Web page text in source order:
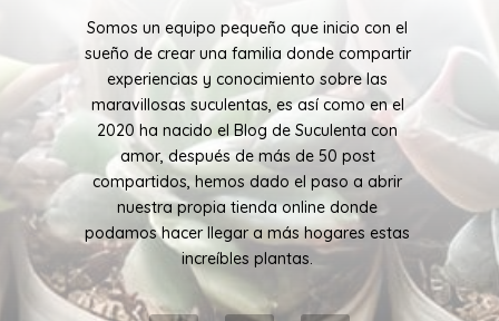
Somos un equipo pequeño que inicio con el
sueño de crear una familia donde compartir
experiencias y conocimiento sobre las
maravillosas suculentas, es así como en el
2020 ha nacido el Blog de Suculenta con
amor, después de más de 50 post
compartidos, hemos dado el paso a abrir
nuestra propia tienda online donde
podamos hacer llegar a más hogares estas
increíbles plantas.